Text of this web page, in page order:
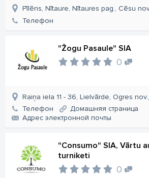
Pīlēns, Nītaure, Nītaures pag., Cēsu
Телефон
"Žogu Pasaule" SIA
0
Raiņa iela 11 - 36, Lielvārde, Ogres
Телефон
Домашняя страница
Aдрес электронной почты
"Consumo" SIA, Vārtu
turniketi
0